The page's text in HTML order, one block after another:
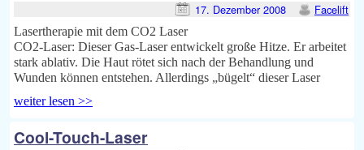
17. Dezember 2008 Facelift
Lasertherapie mit dem CO2 Laser
CO2-Laser: Dieser Gas-Laser entwickelt große Hitze. Er arbeitet
stark ablativ. Die Haut rötet sich nach der Behandlung und
Wunden können entstehen. Allerdings „bügelt“ dieser Laser
weiter lesen >>
Cool-Touch-Laser